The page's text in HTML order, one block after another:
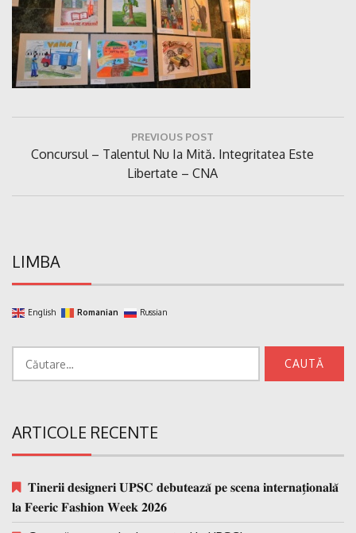
articole
PREVIOUS POST
Previous
Concursul – Talentul Nu Ia Mită. Integritatea Este
Libertate – CNA
LIMBA
English Romanian Russian
ARTICOLE RECENTE
𝐓𝐢𝐧𝐞𝐫𝐢𝐢 𝐝𝐞𝐬𝐢𝐠𝐧𝐞𝐫𝐢 𝐔𝐏𝐒𝐂 𝐝𝐞𝐛𝐮𝐭𝐞𝐚𝐳𝐚̆ 𝐩𝐞 𝐬𝐜𝐞𝐧𝐚 𝐢𝐧𝐭𝐞𝐫𝐧𝐚𝐭̗𝐢𝐨𝐧𝐚𝐥𝐚̆
𝐥𝐚 𝐅𝐞𝐞𝐫𝐢𝐜 𝐅𝐚𝐬𝐡𝐢𝐨𝐧 𝐖𝐞𝐞𝐤 𝟐𝟎𝟐𝟔